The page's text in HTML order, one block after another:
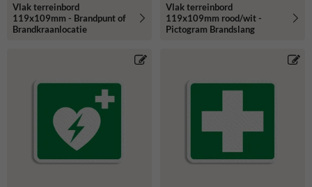
Vlak terreinbord
119x109mm - Brandpunt of
Brandkraanlocatie
Vlak terreinbord
119x109mm rood/wit -
Pictogram Brandslang